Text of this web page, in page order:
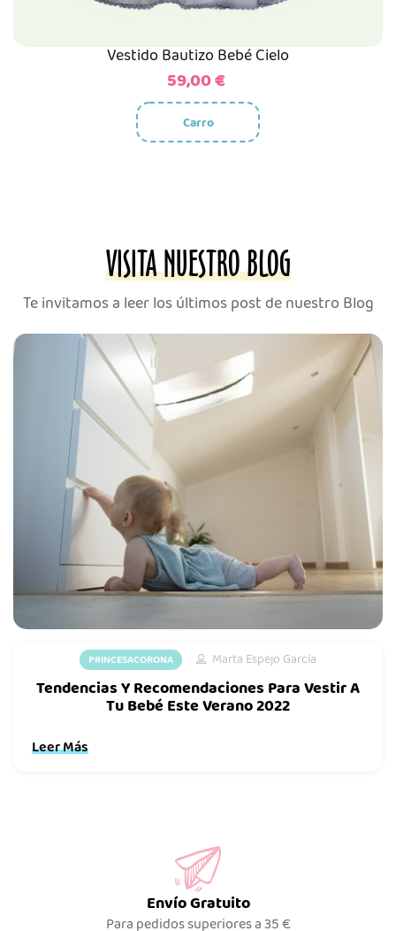
Vestido Bautizo Bebé Cielo
Precio
59,00 €
Carro
VISITA NUESTRO BLOG
Te invitamos a leer los últimos post de nuestro Blog
PRINCESACORONA Marta Espejo García
Tendencias Y Recomendaciones Para Vestir A
Tu Bebé Este Verano 2022
Leer Más
Envío Gratuito
Para pedidos superiores a 35 €